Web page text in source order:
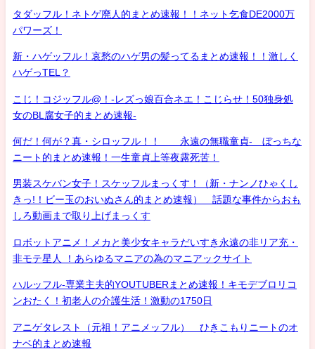
タダッフル！ネトゲ廃人的まとめ速報！！ネット乞食DE2000万
パワーズ！
新・ハゲッフル！哀愁のハゲ男の髪ってるまとめ速報！！激しく
ハゲっTEL？
こじ！コジッフル@！-レズっ娘百合ネエ！こじらせ！50独身処
女のBL腐女子的まとめ速報-
何だ！何が？真・シロッフル！！ 永遠の無職童貞- ぼっちな
ニート的まとめ速報！一生童貞上等夜露死苦！
男装スケバン女子！スケッフルまっくす！（新・ナンノひゃくし
きっ!！ビー玉のおいぬさん的まとめ速報） 話題な事件からおも
しろ動画まで取り上げまっくす
ロボットアニメ！メカと美少女キャラだいすき永遠の非リア充・
非モテ星人 ！あらゆるマニアの為のマニアックサイト
ハルッフル-専業主夫的YOUTUBERまとめ速報！キモデブロリコ
ンおたく！初老人の介護生活！激動の1750日
アニゲタレスト（元祖！アニメッフル） ひきこもりニートのオ
ナベ的まとめ速報